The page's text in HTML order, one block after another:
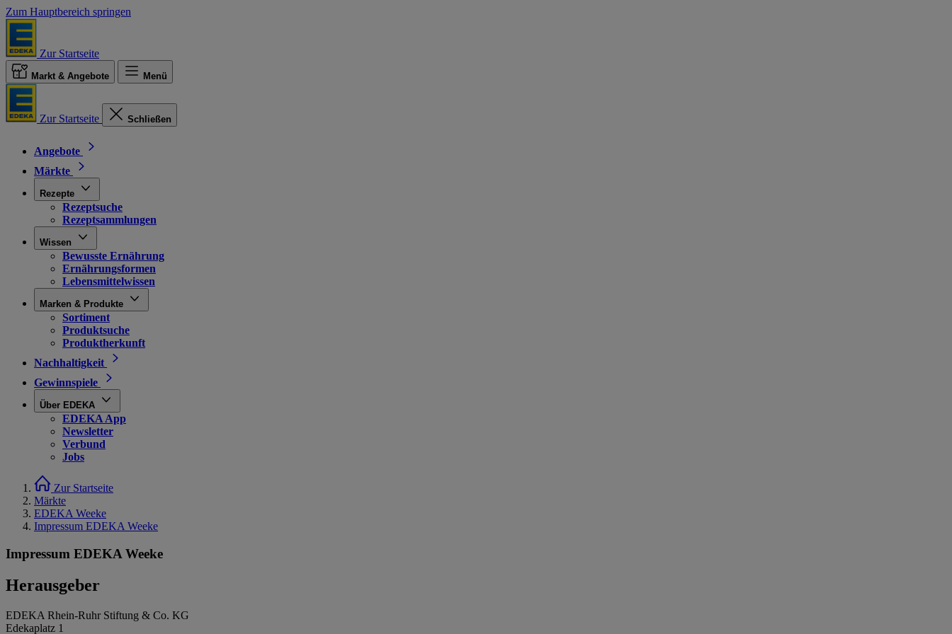
Zum Hauptbereich springen
Zur Startseite
Markt & Angebote Menü
Zur Startseite Schließen
Angebote
Märkte
Rezepte
Rezeptsuche
Rezeptsammlungen
Wissen
Bewusste Ernährung
Ernährungsformen
Lebensmittelwissen
Marken & Produkte
Sortiment
Produktsuche
Produktherkunft
Nachhaltigkeit
Gewinnspiele
Über EDEKA
EDEKA App
Newsletter
Verbund
Jobs
Zur Startseite
Märkte
EDEKA Weeke
Impressum EDEKA Weeke
Impressum EDEKA Weeke
Herausgeber
EDEKA Rhein-Ruhr Stiftung & Co. KG
Edekaplatz 1